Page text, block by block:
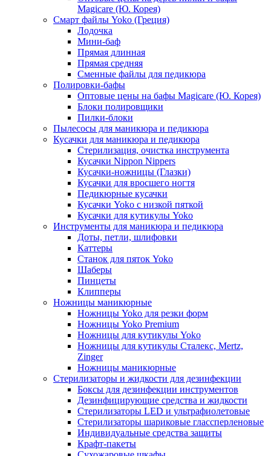
Magicare (Ю. Корея)
Смарт файлы Yoko (Греция)
Лодочка
Мини-баф
Прямая длинная
Прямая средняя
Сменные файлы для педикюра
Полировки-бафы
Оптовые цены на бафы Magicare (Ю. Корея)
Блоки полировщики
Пилки-блоки
Пылесосы для маникюра и педикюра
Кусачки для маникюра и педикюра
Стерилизация, очистка инструмента
Кусачки Nippon Nippers
Кусачки-ножницы (Глазки)
Кусачки для вросшего ногтя
Педикюрные кусачки
Кусачки Yoko с низкой пяткой
Кусачки для кутикулы Yoko
Инструменты для маникюра и педикюра
Доты, петли, шлифовки
Каттеры
Станок для пяток Yoko
Шаберы
Пинцеты
Клипперы
Ножницы маникюрные
Ножницы Yoko для резки форм
Ножницы Yoko Premium
Ножницы для кутикулы Yoko
Ножницы для кутикулы Сталекс, Mertz,
Zinger
Ножницы маникюрные
Стерилизаторы и жидкости для дезинфекции
Боксы для дезинфекции инструментов
Дезинфицирующие средства и жидкости
Стерилизаторы LED и ультрафиолетовые
Стерилизаторы шариковые глассперленовые
Индивидуальные средства защиты
Крафт-пакеты